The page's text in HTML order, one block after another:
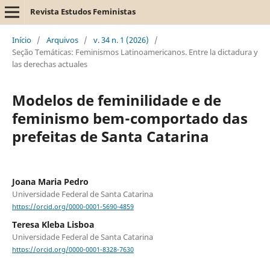
Revista Estudos Feministas
Início / Arquivos / v. 34 n. 1 (2026)
/
Seção Temáticas: Feminismos Latinoamericanos. Entre la dictadura y
las derechas actuales
Modelos de feminilidade e de
feminismo bem-comportado das
prefeitas de Santa Catarina
Joana Maria Pedro
Universidade Federal de Santa Catarina
https://orcid.org/0000-0001-5690-4859
Teresa Kleba Lisboa
Universidade Federal de Santa Catarina
https://orcid.org/0000-0001-8328-7630